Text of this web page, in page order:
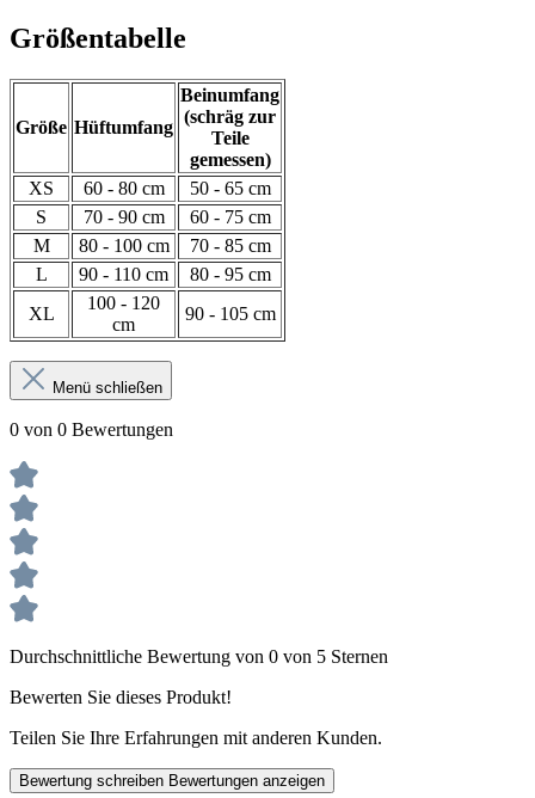
Größentabelle
Größe Hüftumfang
Beinumfang
(schräg zur
Teile
gemessen)
XS
60 - 80 cm
50 - 65 cm
S
70 - 90 cm
60 - 75 cm
M
80 - 100 cm
70 - 85 cm
L
90 - 110 cm
80 - 95 cm
XL
100 - 120
cm
90 - 105 cm
Menü schließen
0 von 0 Bewertungen
Durchschnittliche Bewertung von 0 von 5 Sternen
Bewerten Sie dieses Produkt!
Teilen Sie Ihre Erfahrungen mit anderen Kunden.
Bewertung schreiben Bewertungen anzeigen